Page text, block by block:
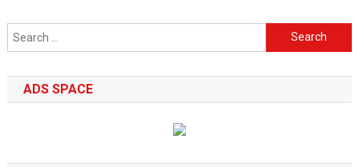
Search
for:
ADS SPACE